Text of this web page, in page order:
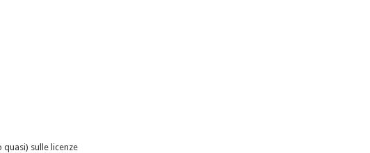
quasi) sulle licenze